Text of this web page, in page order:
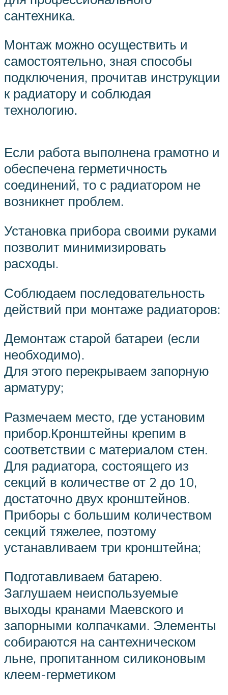
сантехника.
Монтаж можно осуществить и
самостоятельно, зная способы
подключения, прочитав инструкции
к радиатору и соблюдая
технологию.
Если работа выполнена грамотно и
обеспечена герметичность
соединений, то с радиатором не
возникнет проблем.
Установка прибора своими руками
позволит минимизировать
расходы.
Соблюдаем последовательность
действий при монтаже радиаторов:
Демонтаж старой батареи (если
необходимо).
Для этого перекрываем запорную
арматуру;
Размечаем место, где установим
прибор.Кронштейны крепим в
соответствии с материалом стен.
Для радиатора, состоящего из
секций в количестве от 2 до 10,
достаточно двух кронштейнов.
Приборы с большим количеством
секций тяжелее, поэтому
устанавливаем три кронштейна;
Подготавливаем батарею.
Заглушаем неиспользуемые
выходы кранами Маевского и
запорными колпачками. Элементы
собираются на сантехническом
льне, пропитанном силиконовым
клеем-герметиком